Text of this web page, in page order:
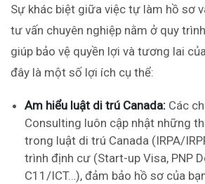
Sự khác biệt giữa việc tự làm hồ sơ
tư vấn chuyên nghiệp nằm ở quy
giúp bảo vệ quyền lợi và tương lai
đây là một số lợi ích cụ thể:
Am hiểu luật di trú Canada: Các
Consulting luôn cập nhật những
trong luật di trú Canada (IRPA/
trình định cư (Start-up Visa, PNP
C11/ICT…), đảm bảo hồ sơ của